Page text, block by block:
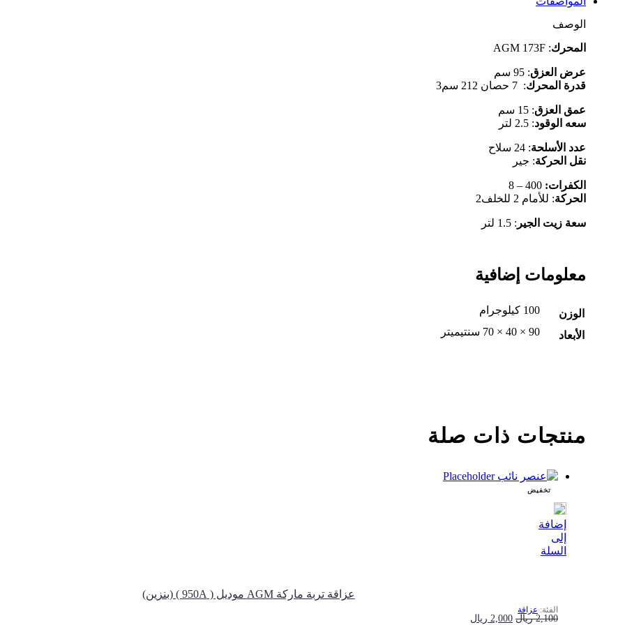
(
950A
)
(
)
الوصف
اﻟﻤﺤﺮك: AGM 173F
ﻋﺮض اﻟﻌﺰق: 95 ﺳﻢ
ﻗﺪرة اﻟﻤﺤﺮك: 7 ﺣﺼﺎن 212 ﺳﻢ3
ﻋﻤﻖ اﻟﻌﺰق: 15 ﺳﻢ
ﺳﻌﻪ اﻟﻮﻗﻮد: 2.5 ﻟﺘﺮ
ﻋﺪد اﻷﺳﻠﺤﺔ: 24 ﺳﻼح
ﻧﻘﻞ اﻟﺤﺮﻛﺔ: ﺟﻴﺮ
اﻟﻜﻔﺮات:
الحركة: ﻟﻸﻣﺎم 2 للخلف2
ﺳﻌﺔ زﻳﺖ اﻟﺠﻴﺮ : 1.5 ﻟﺘﺮ
معلومات إضافية
الوزن 100 كيلوجرام
الأبعاد 90 × 40 × 70 سنتيميتر
منتجات ذات صلة
تخفيض
إضافة
إلى
السلة
عزاقة
عزاقة تربة ماركة AGM موديل ( 950A ) (بنزين)
2,100 ريال السعر
2,000 ريال